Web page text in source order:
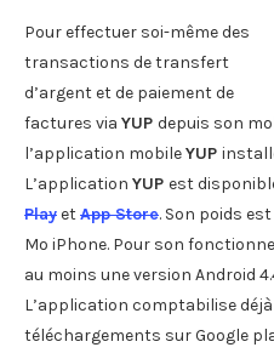
Pour effectuer soi-même des
transactions de transfert
d’argent et de paiement de
factures via YUP depuis son
l’application mobileYUP
L’application YUP est
PlayetApp Store. Son poids
Mo iPhone. Pour son
au moins une version Android
L’application comptabilise
téléchargements sur Google